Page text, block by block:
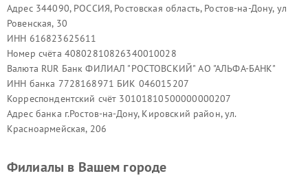
Адрес 344090, РОССИЯ, Ростовская область, Ростов-на-Дону, ул
Ровенская, 30
ИНН 616823625611
Номер счёта 40802810826340010028
Валюта RUR Банк ФИЛИАЛ "РОСТОВСКИЙ" АО "АЛЬФА-БАНК"
ИНН банка 7728168971 БИК 046015207
Корреспондентский счёт 30101810500000000207
Адрес банка г.Ростов-на-Дону, Кировский район, ул.
Красноармейская, 206
Филиалы в Вашем городе